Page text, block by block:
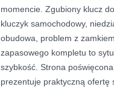
momencie. Zgubiony klucz
kluczyk samochodowy,
obudowa, problem z
zapasowego kompletu to
szybkość. Strona
prezentuje praktyczną ofertę